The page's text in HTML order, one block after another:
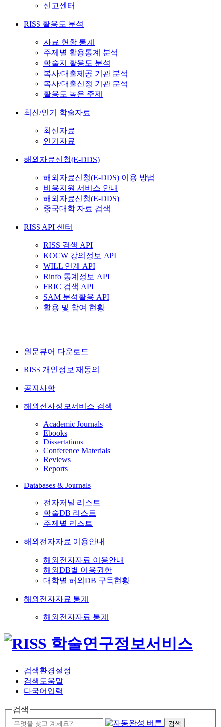
신고센터
RISS 활용도 분석
자료 현황 통계
주제별 활용통계 분석
학술지 활용도 분석
복사/대출제공 기관 분석
복사/대출신청 기관 분석
활용도 높은 주제
최신/인기 학술자료
최신자료
인기자료
해외자료신청(E-DDS)
해외자료신청(E-DDS) 이용 방법
비용지원 서비스 안내
해외자료신청(E-DDS)
중국대학 자료 검색
RISS API 센터
RISS 검색 API
KOCW 강의정보 API
WILL 연계 API
Rinfo 통계정보 API
FRIC 검색 API
SAM 분석활용 API
활용 및 참여 현황
원문뷰어 다운로드
RISS 개인정보 재동의
공지사항
해외전자정보서비스 검색
Academic Journals
Ebooks
Dissertations
Conference Materials
Reviews
Reports
Databases & Journals
전자저널 리스트
학술DB 리스트
주제별 리스트
해외전자자료 이용안내
해외전자자료 이용안내
해외DB별 이용권한
대학별 해외DB 구독현황
해외전자자료 통계
해외전자자료 통계
검색환경설정
검색도움말
다국어입력
검색
검색